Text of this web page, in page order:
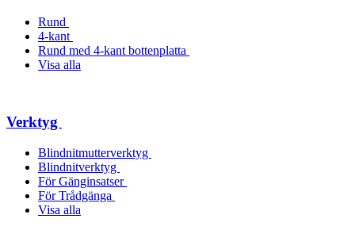
Rund
4-kant
Rund med 4-kant bottenplatta
Visa alla
Verktyg
Blindnitmutterverktyg
Blindnitverktyg
För Gänginsatser
För Trådgänga
Visa alla